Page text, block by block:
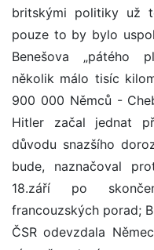
britskými politiky už
pouze to by bylo
Benešova „pátého
několik málo tisíc
900 000 Němců -
Hitler začal jednat
důvodu snazšího
bude, naznačoval
18.září po
francouzských porad;
ČSR odevzdala